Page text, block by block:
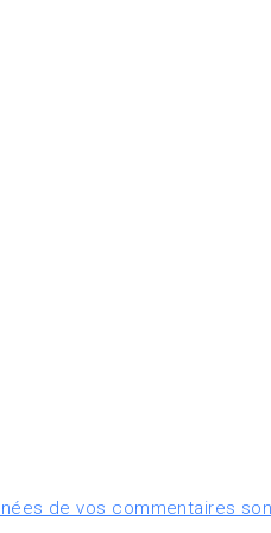
de vos commentaires